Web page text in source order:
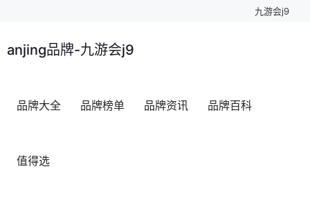
九游会j9
anjing品牌-九游会j9
品牌大全 品牌榜单 品牌资讯 品牌百科
值得选